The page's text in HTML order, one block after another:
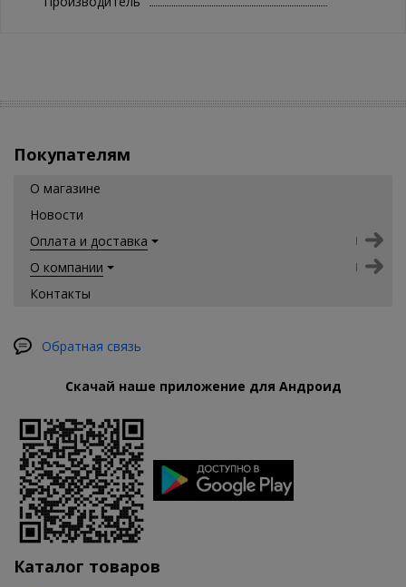
Покупателям
О магазине
Новости
Оплата и доставка
О компании
Контакты
Обратная связь
Скачай наше приложение для Андроид
Каталог товаров